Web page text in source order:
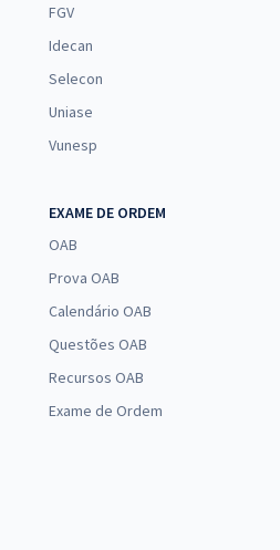
FGV
Idecan
Selecon
Uniase
Vunesp
EXAME DE ORDEM
OAB
Prova OAB
Calendário OAB
Questões OAB
Recursos OAB
Exame de Ordem